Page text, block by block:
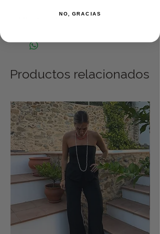
Ideal para combinar varios
Productos relacionados
NO, GRACIAS